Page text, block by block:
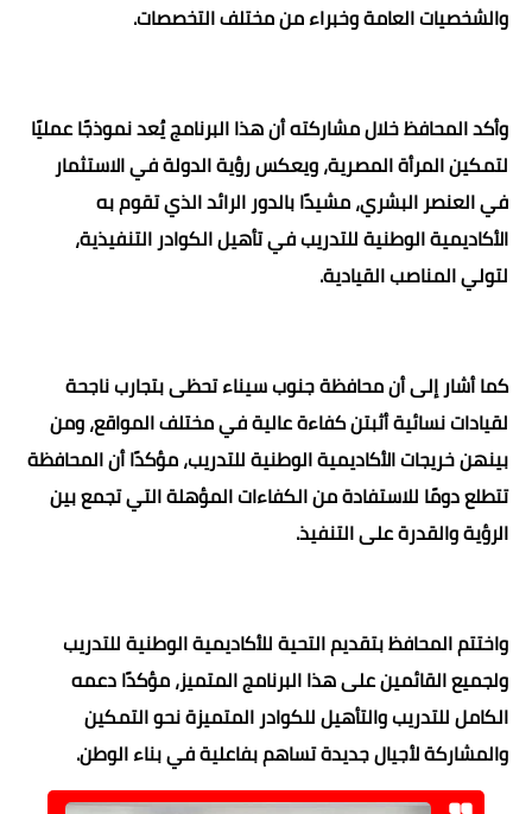
والشخصيات العامة وخبراء من مختلف التخصصات.
وأكد المحافظ خلال مشاركته أن هذا البرنامج يُعد نموذجًا عمليًا
لتمكين المرأة المصرية، ويعكس رؤية الدولة في الاستثمار
في العنصر البشري، مشيدًا بالدور الرائد الذي تقوم به
الأكاديمية الوطنية للتدريب في تأهيل الكوادر التنفيذية،
لتولي المناصب القيادية.
كما أشار إلى أن محافظة جنوب سيناء تحظى بتجارب ناجحة
لقيادات نسائية أثبتن كفاءة عالية في مختلف المواقع، ومن
بينهن خريجات الأكاديمية الوطنية للتدريب، مؤكدًا أن المحافظة
تتطلع دومًا للاستفادة من الكفاءات المؤهلة التي تجمع بين
الرؤية والقدرة على التنفيذ.
واختتم المحافظ بتقديم التحية للأكاديمية الوطنية للتدريب
ولجميع القائمين على هذا البرنامج المتميز، مؤكدًا دعمه
الكامل للتدريب والتأهيل للكوادر المتميزة نحو التمكين
والمشاركة لأجيال جديدة تساهم بفاعلية في بناء الوطن.